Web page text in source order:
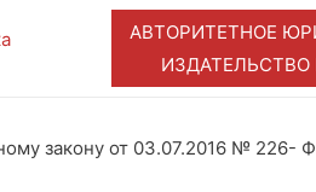
АВТОРИТЕТНОЕ
закону от 03.07.2016 № 226-